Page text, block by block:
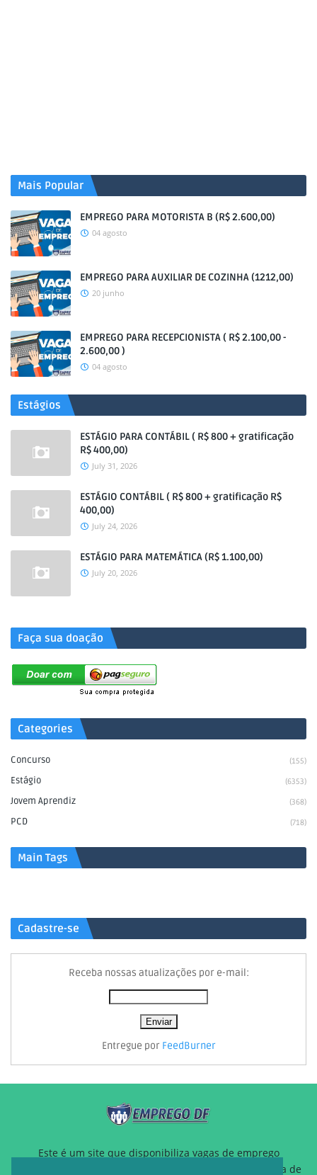
Mais Popular
EMPREGO PARA MOTORISTA B (R$ 2.600,00)
04 agosto
EMPREGO PARA AUXILIAR DE COZINHA (1212,00)
20 junho
EMPREGO PARA RECEPCIONISTA ( R$ 2.100,00 -
2.600,00 )
04 agosto
Estágios
ESTÁGIO PARA CONTÁBIL ( R$ 800 + gratificação
R$ 400,00)
July 31, 2026
ESTÁGIO CONTÁBIL ( R$ 800 + gratificação R$
400,00)
July 24, 2026
ESTÁGIO PARA MATEMÁTICA (R$ 1.100,00)
July 20, 2026
Faça sua doação
Categories
Concurso (155)
Estágio (6353)
Jovem Aprendiz (368)
PCD (718)
Main Tags
Cadastre-se
Receba nossas atualizações por e-mail:
Entregue por FeedBurner
Este é um site que disponibiliza vagas de emprego
gratuitamente para auxiliar pessoas que estão a procura de